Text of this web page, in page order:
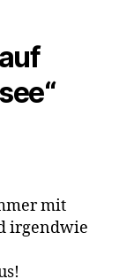
mit
irgendwie